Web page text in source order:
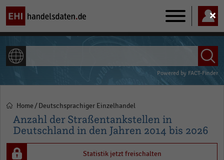
Main
navigation
Powered by FACT-Finder
Pfadnavigation
Home Deutschsprachiger Einzelhandel
Anzahl der Straßentankstellen in
Deutschland in den Jahren 2014 bis 2026
Statistik jetzt freischalten